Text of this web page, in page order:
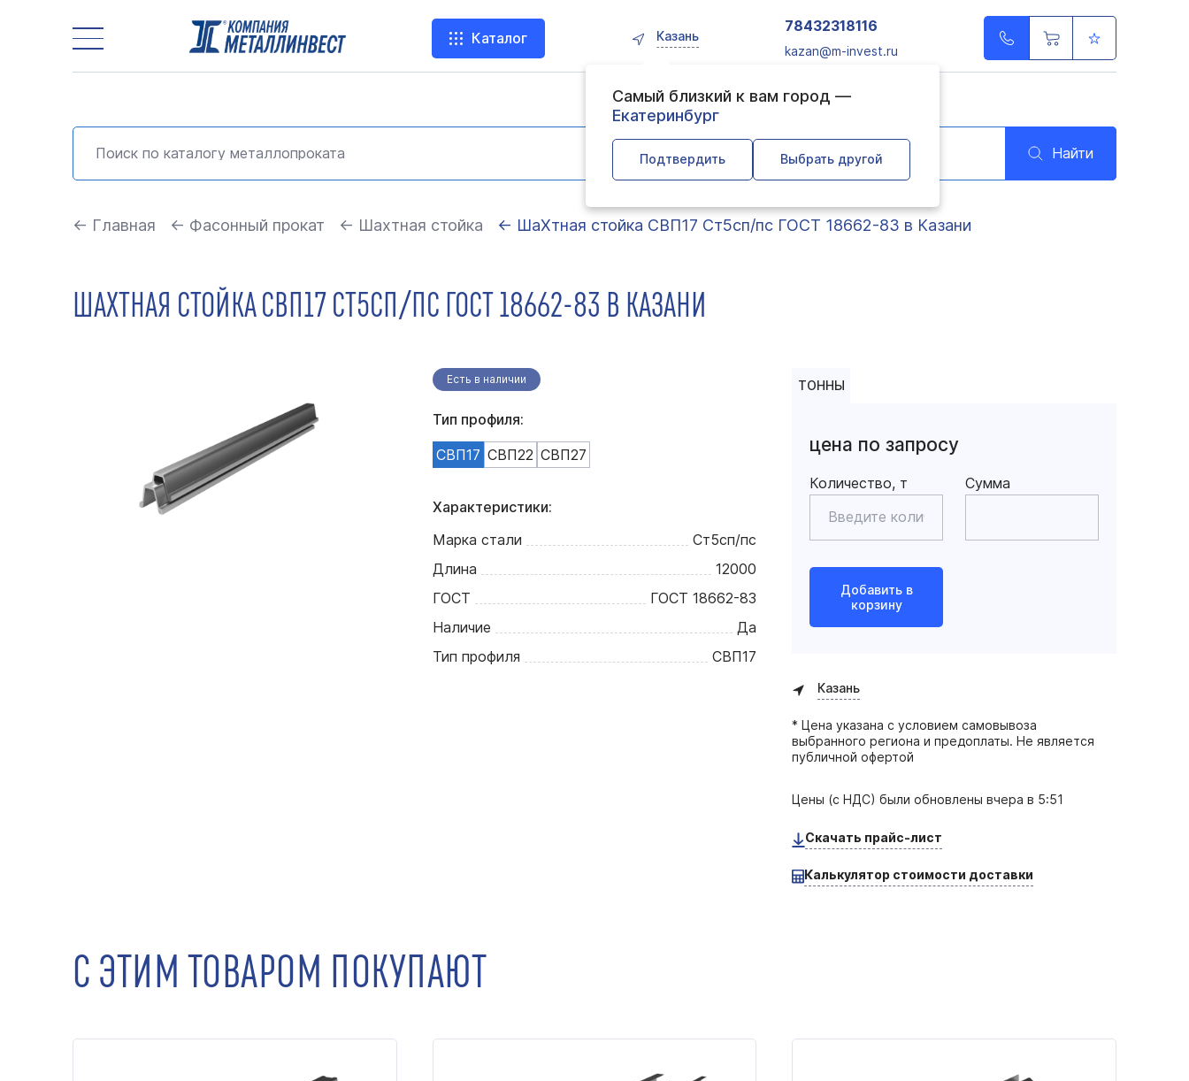
Каталог Казань
Самый близкий к вам город —
Екатеринбург
Подтвердить Выбрать другой
78432318116
kazan@m-invest.ru
Найти
← Главная ← Фасонный прокат ← Шахтная стойка ← ШаХтная стойка СВП17 Ст5сп/пс ГОСТ 18662-83 в Казани
ШАХТНАЯ СТОЙКА СВП17 СТ5СП/ПС ГОСТ 18662-83 В КАЗАНИ
Есть в наличии
Тип профиля:
СВП17 СВП22 СВП27
Характеристики:
Марка стали
Ст5сп/пс
Длина
12000
ГОСТ
ГОСТ 18662-83
Наличие
Да
Тип профиля
СВП17
ТОННЫ
цена по запросу
Количество, т Сумма
Добавить в
корзину
Казань
* Цена указана с условием самовывоза
выбранного региона и предоплаты. Не является
публичной офертой
Цены (с НДС) были обновленывчера в 5:51
Скачать прайс-лист
Калькулятор стоимости доставки
С ЭТИМ ТОВАРОМ ПОКУПАЮТ